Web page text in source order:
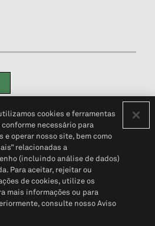
de privacidade do cliente (em inglês)
Pessoais© 2026 S&P Global
cookies e ferramentas
conforme necessário para
operar nosso site, bem como
relacionadas a
(incluindo análise de dados)
Para aceitar, rejeitar ou
de cookies, utilize os
mais informações ou para
consulte nosso Aviso